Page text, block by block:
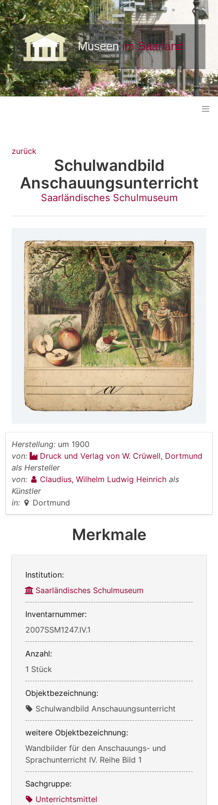
zurück
Schulwandbild
Anschauungsunterricht
Saarländisches Schulmuseum
Herstellung: um 1900
von:
Druck und Verlag von W. Crüwell, Dortmund
als Hersteller
von:
Claudius, Wilhelm Ludwig Heinrich als
Künstler
in:
Dortmund
Merkmale
Institution:
Saarländisches Schulmuseum
Inventarnummer:
2007SSM1247.IV.1
Anzahl:
1 Stück
Objektbezeichnung:
Schulwandbild Anschauungsunterricht
weitere Objektbezeichnung:
Wandbilder für den Anschauungs- und
Sprachunterricht IV. Reihe Bild 1
Sachgruppe:
Unterrichtsmittel